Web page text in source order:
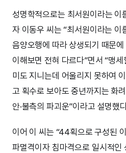
성명학적으로는 최서원이라는 이
자 이동우 씨는 “최서원이라는 이
음양오행에 따라 상생되기 때문
이해보면 전혀 다르다”면서 “맹
미도 지니는데 어울리지 못하여
고 획수로 보아도 중년까지는 화
안·불측의 파괴운”이라고 설명했
이어 이 씨는 “44획으로 구성된
파멸격이자 침마격으로 일시적인